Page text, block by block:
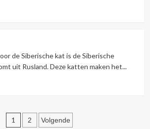
de Siberische kat is de Siberische
uit Rusland. Deze katten maken het...
Berichten
1 2 Volgende